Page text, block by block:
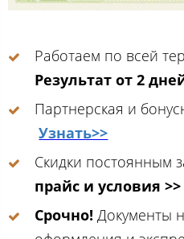
Работаем по всей
Результат от 2
Партнерская и
Узнать>>
Скидки постоянным
прайс и условия >>
Срочно! Документы